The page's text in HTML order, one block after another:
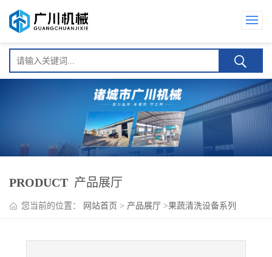
PRODUCT 产品展厅
您当前的位置： 网站首页 > 产品展厅 >果蔬清洗设备系列